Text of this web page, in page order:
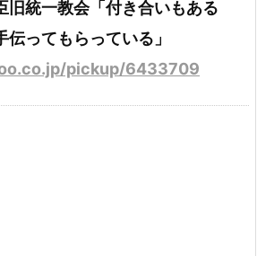
旧統一教会「付き合いもある
伝ってもらっている」
pickup/6433709